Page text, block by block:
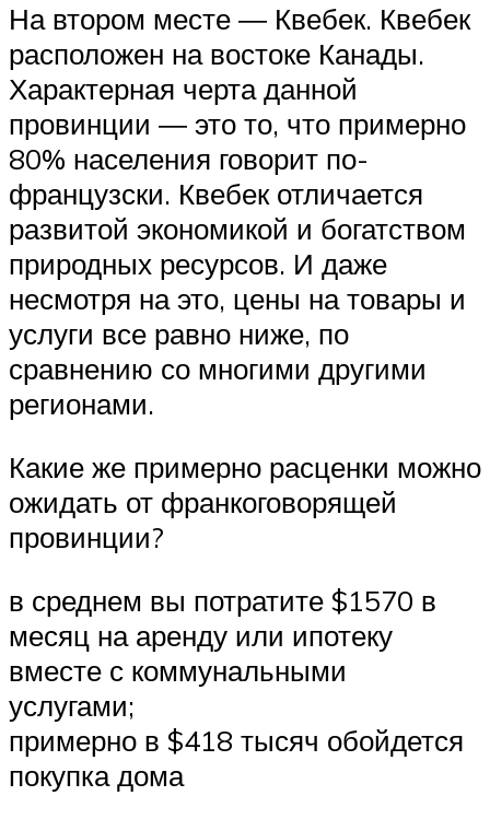
На втором месте ― Квебек. Квебек
расположен на востоке Канады.
Характерная черта данной
провинции ― это то, что примерно
80% населения говорит по-
французски. Квебек отличается
развитой экономикой и богатством
природных ресурсов. И даже
несмотря на это, цены на товары и
услуги все равно ниже, по
сравнению со многими другими
регионами.
Какие же примерно расценки можно
ожидать от франкоговорящей
провинции?
в среднем вы потратите $1570 в
месяц на аренду или ипотеку
вместе с коммунальными
услугами;
примерно в $418 тысяч обойдется
покупка дома